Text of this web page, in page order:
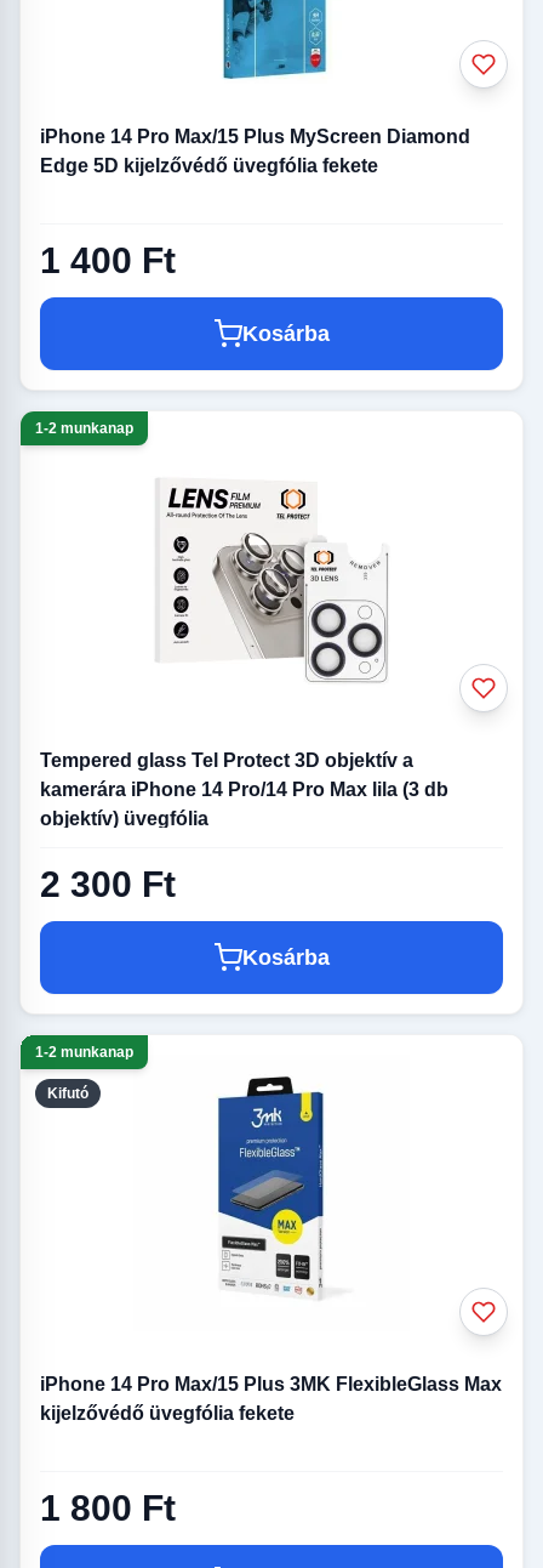
iPhone 14 Pro Max/15 Plus MyScreen Diamond
Edge 5D kijelzővédő üvegfólia fekete
1 400 Ft
Kosárba
1-2 munkanap
Tempered glass Tel Protect 3D objektív a
kamerára iPhone 14 Pro/14 Pro Max lila (3 db
objektív) üvegfólia
2 300 Ft
Kosárba
Kifutó
1-2 munkanap
iPhone 14 Pro Max/15 Plus 3MK FlexibleGlass Max
kijelzővédő üvegfólia fekete
1 800 Ft